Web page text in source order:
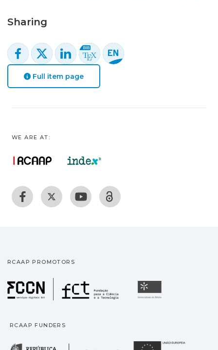
Sharing
Full item page
WE ARE AT:
RCAAP PROMOTORS
Fundação para a
RCAAP FUNDERS
República Portuguesa